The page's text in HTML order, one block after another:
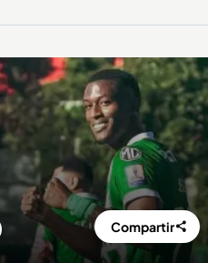
Compartir